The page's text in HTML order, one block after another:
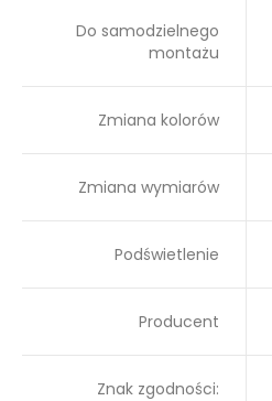
Do samodzielnego
montażu
Zmiana kolorów
Zmiana wymiarów
Podświetlenie
Producent
Znak zgodności: